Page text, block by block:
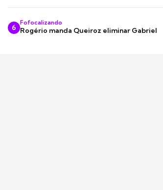
6
Fofocalizando
Rogério manda Queiroz eliminar Gabriel